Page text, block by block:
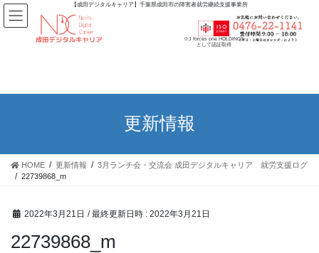
【成田デジタルキャリア】千葉県成田市の障害者就労継続支援事業所
※J forces one HOLDINGS
として認証取得
更新情報
HOME 更新情報
3月ランチ会・交流会 成田デジタルキャリア 就労支援ログ
22739868_m
2022年3月21日 / 最終更新日時 : 2022年3月21日
22739868_m